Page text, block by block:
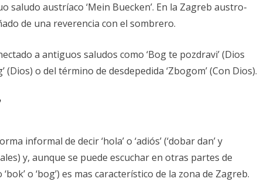
saludo austríaco ‘Mein Buecken’. En la Zagreb austro-
de una reverencia con el sombrero.
a antiguos saludos como ‘Bog te pozdravi’ (Dios
(Dios) o del término de desdepedida ‘Zbogom’ (Con Dios).
informal de decir ‘hola’ o ‘adiós’ (‘dobar dan’ y
y, aunque se puede escuchar en otras partes de
o ‘bog’) es mas característico de la zona de Zagreb.